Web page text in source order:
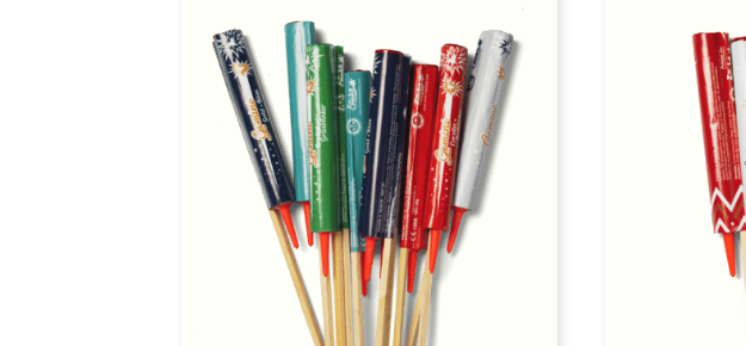
Auf
den
Wunschzettel